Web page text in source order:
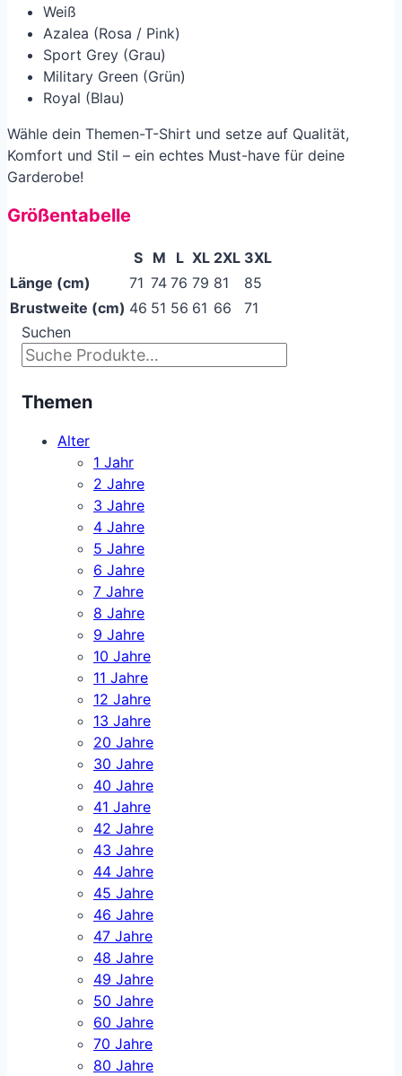
Weiß
Azalea (Rosa / Pink)
Sport Grey (Grau)
Military Green (Grün)
Royal (Blau)
Wähle dein Themen-T-Shirt und setze auf Qualität,
Komfort und Stil – ein echtes Must-have für deine
Garderobe!
Größentabelle
S M L XL 2XL 3XL
Länge (cm)
71 74 76 79 81
85
Brustweite (cm) 46 51 56 61 66
71
Suchen
Themen
Alter
1 Jahr
2 Jahre
3 Jahre
4 Jahre
5 Jahre
6 Jahre
7 Jahre
8 Jahre
9 Jahre
10 Jahre
11 Jahre
12 Jahre
13 Jahre
20 Jahre
30 Jahre
40 Jahre
41 Jahre
42 Jahre
43 Jahre
44 Jahre
45 Jahre
46 Jahre
47 Jahre
48 Jahre
49 Jahre
50 Jahre
60 Jahre
70 Jahre
80 Jahre